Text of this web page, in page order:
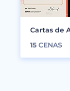
Cartas de
15 CENAS